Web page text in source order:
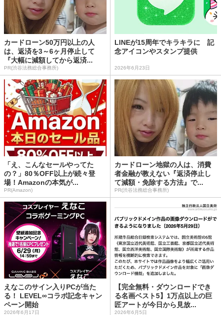
カードローン50万円以上の人
は、返済を3～6ヶ月停止して
『大幅に減額してから返済...
PR(渋谷法務総合事務所)
LINEが15周年でキラキラに 記
念アイコンやスタンプ提供
2026年6月23日
「え、こんなセールやってた
の？」80％OFF以上が続々登
場！Amazonの本気が...
PR(Amazon)
カードローン地獄の人は、消費
者金融が教えない『返済停止し
て減額・免除する方法』で...
PR(渋谷法務総合事務所)
えなこのサイン入りPCが当た
る！ LEVEL∞コラボ記念キャン
ペーン開始
2026年6月17日
【完全無料・ダウンロードでき
る名画ベスト5】1万点以上の巨
匠アートが今日から見放...
2026年6月5日